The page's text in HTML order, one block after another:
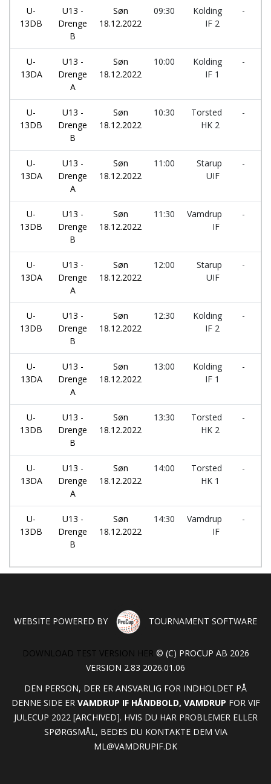
U-
13DB
U13 -
Drenge
B
Søn
18.12.2022
09:30
Kolding
IF 2
-
U-
13DA
U13 -
Drenge
A
Søn
18.12.2022
10:00
Kolding
IF 1
-
U-
13DB
U13 -
Drenge
B
Søn
18.12.2022
10:30
Torsted
HK 2
-
U-
13DA
U13 -
Drenge
A
Søn
18.12.2022
11:00
Starup
UIF
-
U-
13DB
U13 -
Drenge
B
Søn
18.12.2022
11:30
Vamdrup
IF
-
U-
13DA
U13 -
Drenge
A
Søn
18.12.2022
12:00
Starup
UIF
-
U-
13DB
U13 -
Drenge
B
Søn
18.12.2022
12:30
Kolding
IF 2
-
U-
13DA
U13 -
Drenge
A
Søn
18.12.2022
13:00
Kolding
IF 1
-
U-
13DB
U13 -
Drenge
B
Søn
18.12.2022
13:30
Torsted
HK 2
-
U-
13DA
U13 -
Drenge
A
Søn
18.12.2022
14:00
Torsted
HK 1
-
U-
13DB
U13 -
Drenge
B
Søn
18.12.2022
14:30
Vamdrup
IF
-
WEBSITE POWERED BY TOURNAMENT SOFTWARE
DOWNLOAD TEST VERSION HER © (C) PROCUP AB 2026
VERSION 2.83 2026.01.06
DEN PERSON, DER ER ANSVARLIG FOR INDHOLDET PÅ
DENNE SIDE ER VAMDRUP IF HÅNDBOLD, VAMDRUP FOR VIF
JULECUP 2022 [ARCHIVED]. HVIS DU HAR PROBLEMER ELLER
SPØRGSMÅL, BEDES DU KONTAKTE DEM VIA
ML@VAMDRUPIF.DK